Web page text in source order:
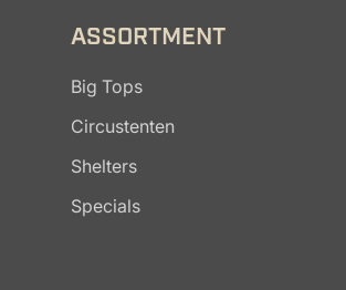
ASSORTMENT
Big Tops
Circustenten
Shelters
Specials